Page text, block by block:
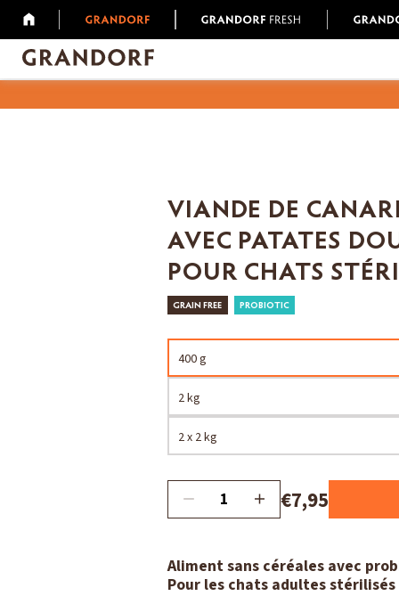
VIANDE DE
AVEC PATATES
POUR CHATS
GRAIN FREE PROBIOTIC
400 g
2 kg
2 x 2 kg
€7,95
Aliment sans céréales avec
Pour les chats adultes stérilisés